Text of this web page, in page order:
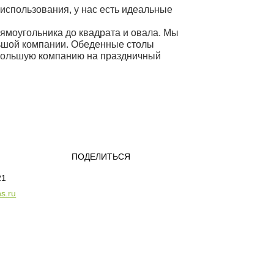
у нас есть идеальные
до квадрата и овала. Мы
компании. Обеденные столы
компанию на праздничный
ПОДЕЛИТЬСЯ